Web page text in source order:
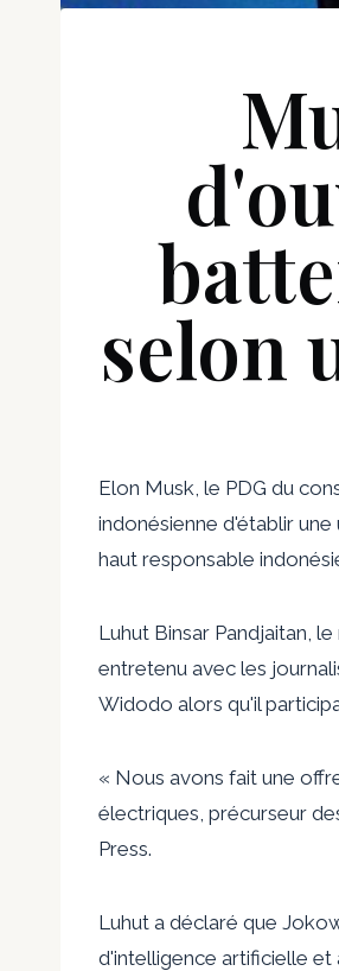
selon
Elon Musk, le PDG du
indonésienne d'établir
haut responsable
Luhut Binsar Pandjaitan,
entretenu avec les
Widodo alors qu'il
« Nous avons fait une
électriques, précurseur
Press.
Luhut a déclaré que
d'intelligence artificielle et